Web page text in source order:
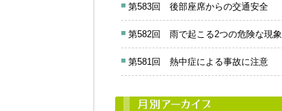
第583回 後部座席からの交通安全
第582回 雨で起こる2つの危険な現象
第581回 熱中症による事故に注意